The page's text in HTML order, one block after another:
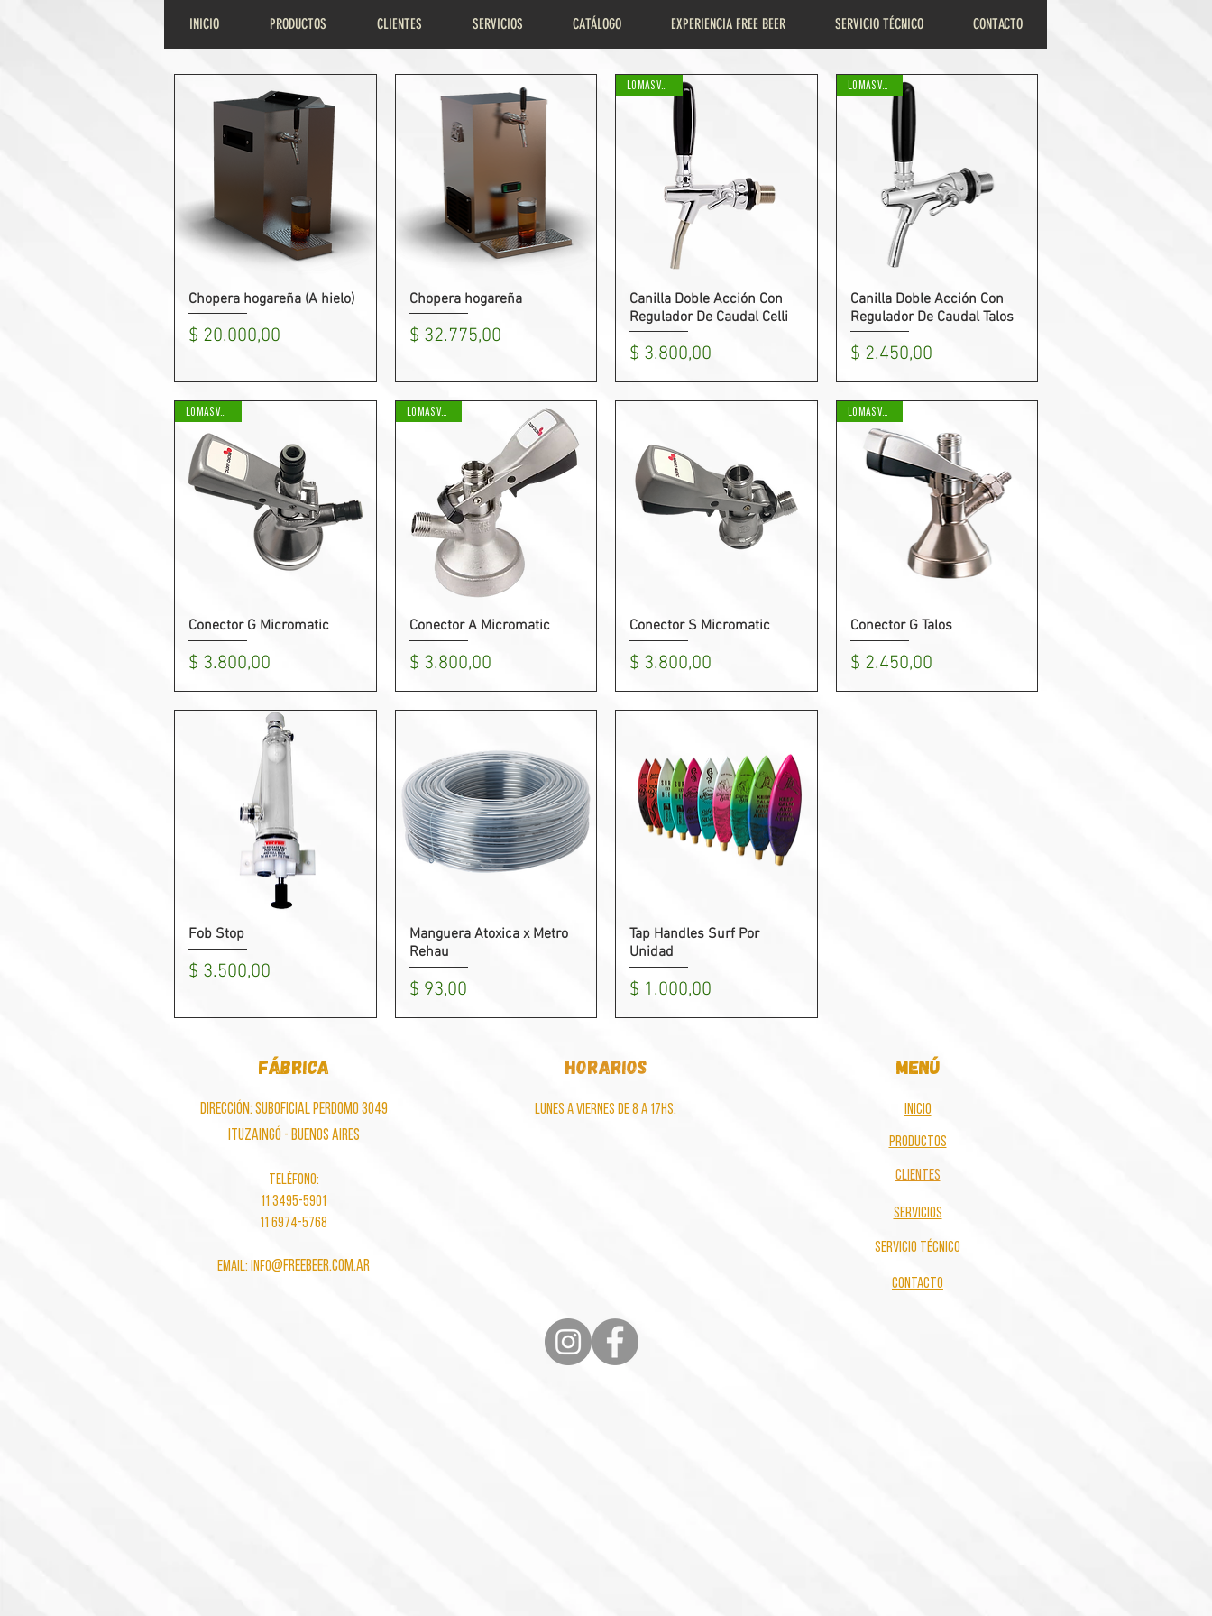
INICIO PRODUCTOS CLIENTES SERVICIOS CATÁLOGO EXPERIENCIA FREE BEER SERVICIO TÉCNICO CONTACTO
Vista rápida
Chopera hogareña (A hielo)
Precio
$ 20.000,00
Vista rápida
Chopera hogareña
Precio
$ 32.775,00
Vista rápida
LO MAS VENDIDO
Canilla Doble Acción Con
Regulador De Caudal Celli
Precio
$ 3.800,00
Vista rápida
LO MAS VENDIDO
Canilla Doble Acción Con
Regulador De Caudal Talos
Precio
$ 2.450,00
Vista rápida
LO MAS VENDIDO
Conector G Micromatic
Precio
$ 3.800,00
Vista rápida
LO MAS VENDIDO
Conector A Micromatic
Precio
$ 3.800,00
Vista rápida
Conector S Micromatic
Precio
$ 3.800,00
Vista rápida
LO MAS VENDIDO
Conector G Talos
Precio
$ 2.450,00
Fob Stop
Precio
$ 3.500,00
Vista rápida
Manguera Atoxica x Metro
Rehau
Precio
$ 93,00
Vista rápida
Tap Handles Surf Por
Unidad
Precio
$ 1.000,00
fábrica
dirección: Suboficial Perdomo 3049
Ituzaingó - Buenos Aires
Teléfono:
11 3495-5901
11 6974-5768
Email: info@freebeer.com.ar
horarios
Lunes a viernes de 8 a 17hs.
menú
inicio
Productos
clientes
servicios
servicio técnico
contacto